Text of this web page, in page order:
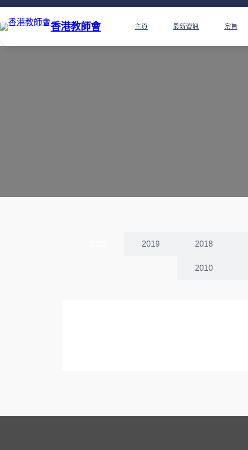
香港教師會 主頁 最新資訊 宗旨
2019 2018
2010